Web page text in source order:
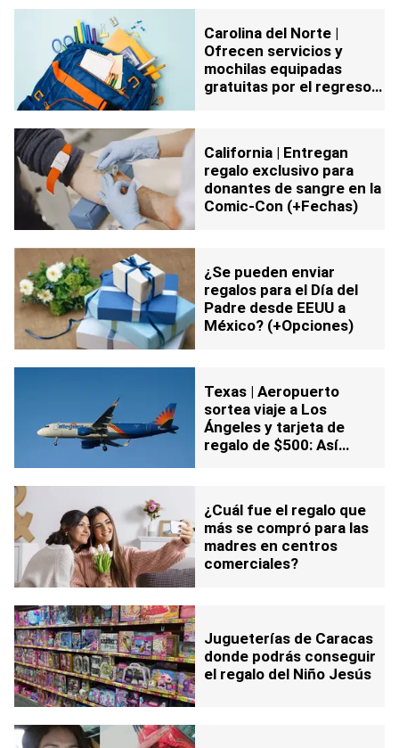
Carolina del Norte |
Ofrecen servicios y
mochilas equipadas
gratuitas por el regreso a
California | Entregan
regalo exclusivo para
donantes de sangre en la
Comic-Con (+Fechas)
¿Se pueden enviar
regalos para el Día del
Padre desde EEUU a
México? (+Opciones)
Texas | Aeropuerto
sortea viaje a Los
Ángeles y tarjeta de
regalo de $500: Así
¿Cuál fue el regalo que
más se compró para las
madres en centros
comerciales?
Jugueterías de Caracas
donde podrás conseguir
el regalo del Niño Jesús